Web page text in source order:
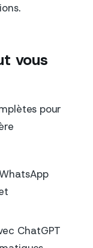
vous
pour
ChatGPT